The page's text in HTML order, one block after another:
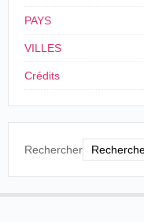
PAYS
VILLES
Crédits
Rechercher